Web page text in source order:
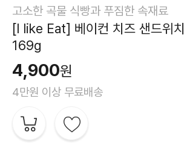
고소한 곡물 식빵과 푸짐한 속재료
[I like Eat] 베이컨 치즈 샌드위치
169g
4,900원
4만원 이상 무료배송